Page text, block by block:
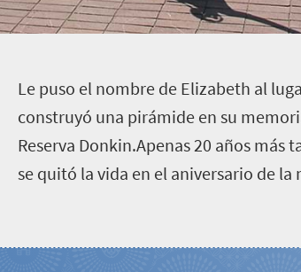
L e puso el nombre de Elizabeth al
construyó una pirámide en su
Reserva Donkin.Apenas 20 años más
se quitó la vida en el aniversario de